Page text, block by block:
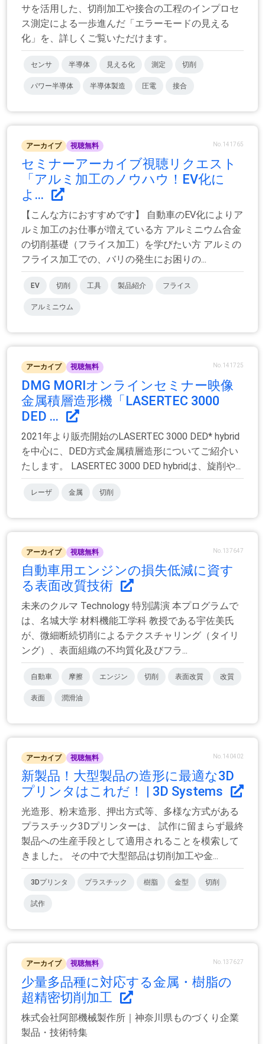
サを活用した、切削加工や接合の工程のインプロセ
ス測定による一歩進んだ「エラーモードの見える
化」を、詳しくご覧いただけます。
センサ 半導体 見える化 測定 切削
パワー半導体 半導体製造 圧電 接合
アーカイブ 視聴無料 No.141765
セミナーアーカイブ視聴リクエスト
「アルミ加工のノウハウ！EV化に
よ...
【こんな方におすすめです】 自動車のEV化によりア
ルミ加工のお仕事が増えている方 アルミニウム合金
の切削基礎（フライス加工）を学びたい方 アルミの
フライス加工での、バリの発生にお困りの...
EV 切削 工具 製品紹介 フライス
アルミニウム
アーカイブ 視聴無料 No.141725
DMG MORIオンラインセミナー映像
金属積層造形機「LASERTEC 3000
DED ...
2021年より販売開始のLASERTEC 3000 DED* hybrid
を中心に、DED方式金属積層造形についてご紹介い
たします。 LASERTEC 3000 DED hybridは、旋削や...
レーザ 金属 切削
アーカイブ 視聴無料 No.137647
自動車用エンジンの損失低減に資す
る表面改質技術
未来のクルマ Technology 特別講演 本プログラムで
は、名城大学 材料機能工学科 教授である宇佐美氏
が、微細断続切削によるテクスチャリング（タイリ
ング）、表面組織の不均質化及びフラ...
自動車 摩擦 エンジン 切削 表面改質 改質
表面 潤滑油
アーカイブ 視聴無料 No.140402
新製品！大型製品の造形に最適な3D
プリンタはこれだ！ | 3D Systems
光造形、粉末造形、押出方式等、多様な方式がある
プラスチック3Dプリンターは、 試作に留まらず最終
製品への生産手段として適用されることを模索して
きました。 その中で大型部品は切削加工や金...
3Dプリンタ プラスチック 樹脂 金型 切削
試作
アーカイブ 視聴無料 No.137627
少量多品種に対応する金属・樹脂の
超精密切削加工
株式会社阿部機械製作所｜神奈川県ものづくり企業
製品・技術特集